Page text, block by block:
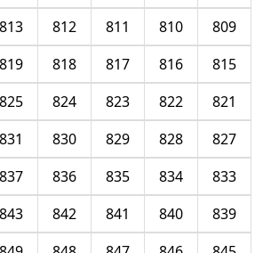
809
810
811
812
813
815
816
817
818
819
821
822
823
824
825
827
828
829
830
831
833
834
835
836
837
839
840
841
842
843